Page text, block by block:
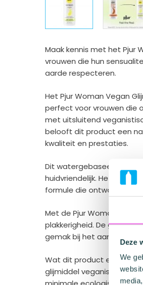
Deze
We
Maak kennis met het Pjur
vrouwen die hun
aarde respecteren.
Het Pjur Woman Vegan
perfect voor vrouwen die
met uitsluitend
belooft dit product een
kwaliteit en prestaties.
Dit watergebaseerde
huidvriendelijk. Het is
formule die ontworpen is
Met de Pjur Woman
plakkerigheid. De gladde
gemak bij het
Wat dit product echt
glijmiddel veganistisch,